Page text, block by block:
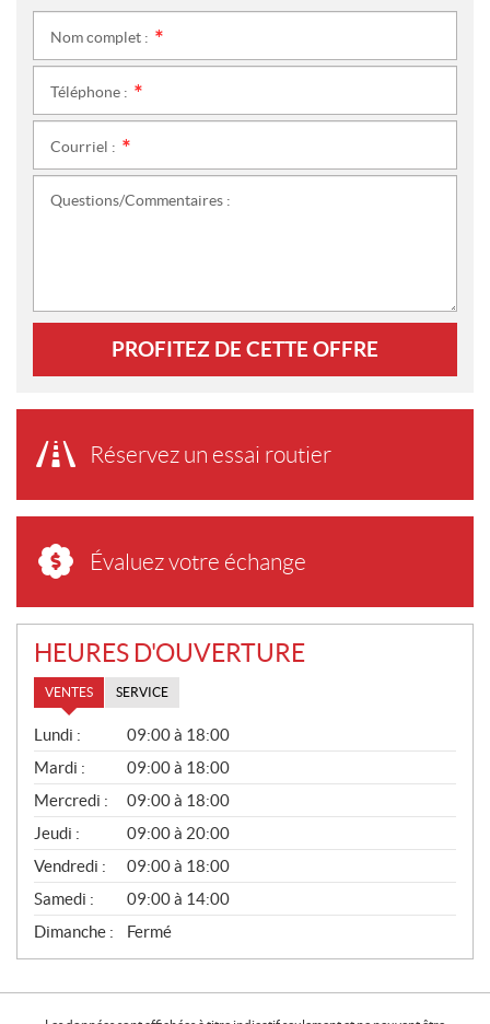
Nom complet :
Téléphone :
Courriel :
Questions/Commentaires :
PROFITEZ DE CETTE OFFRE
Réservez un essai routier
Évaluez votre échange
HEURES D'OUVERTURE
VENTES SERVICE
V
E
N
T
E
S
Lundi :
09:00 à 18:00
Mardi :
09:00 à 18:00
Mercredi :
09:00 à 18:00
Jeudi :
09:00 à 20:00
Vendredi :
09:00 à 18:00
Samedi :
09:00 à 14:00
Dimanche :
Fermé